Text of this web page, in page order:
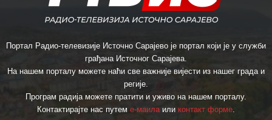
Портал Радио-телевизије Источно Сарајево је портал који је у служби
грађана Источног Сарајева.
На нашем порталу можете наћи све важније вијести из нашег града и
регије.
Програм радија можете пратити и уживо на нашем порталу.
Контактирајте нас путем е-маилаили контакт форме.